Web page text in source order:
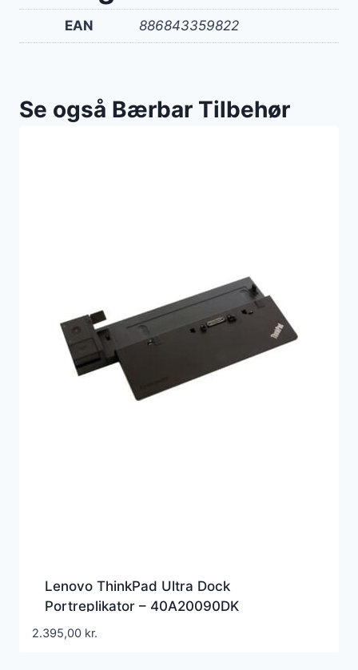
EAN 886843359822
Se også Bærbar Tilbehør
Lenovo ThinkPad Ultra Dock
Portreplikator – 40A20090DK
2.395,00 kr.